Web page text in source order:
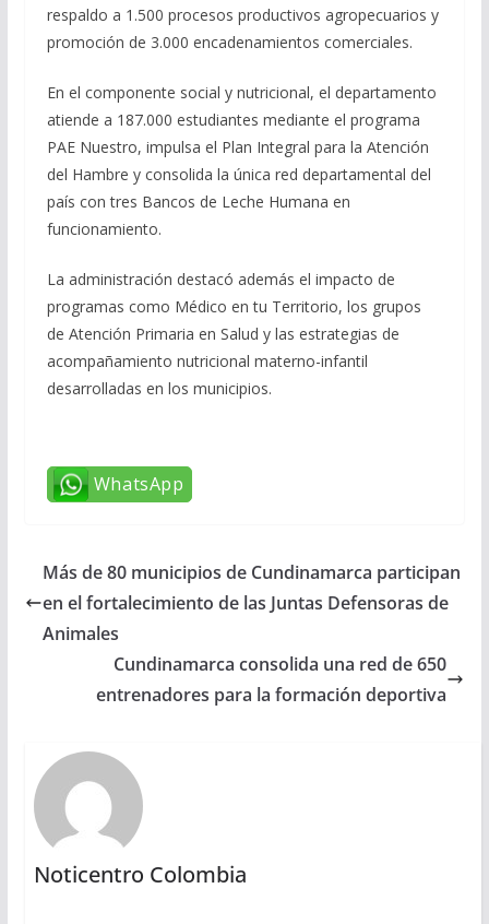
respaldo a 1.500 procesos productivos agropecuarios y
promoción de 3.000 encadenamientos comerciales.
En el componente social y nutricional, el departamento
atiende a 187.000 estudiantes mediante el programa
PAE Nuestro, impulsa el Plan Integral para la Atención
del Hambre y consolida la única red departamental del
país con tres Bancos de Leche Humana en
funcionamiento.
La administración destacó además el impacto de
programas como Médico en tu Territorio, los grupos
de Atención Primaria en Salud y las estrategias de
acompañamiento nutricional materno-infantil
desarrolladas en los municipios.
WhatsApp
Más de 80 municipios de Cundinamarca participan
en el fortalecimiento de las Juntas Defensoras de
Animales
Cundinamarca consolida una red de 650
entrenadores para la formación deportiva
Noticentro Colombia